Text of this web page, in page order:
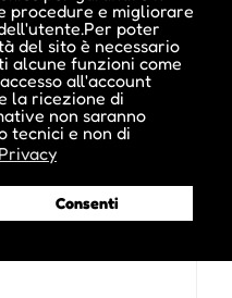
procedure e migliorare
poter
del sito è necessario
alcune funzioni come
all'account
la ricezione di
non saranno
tecnici e non di
Privacy
Consenti